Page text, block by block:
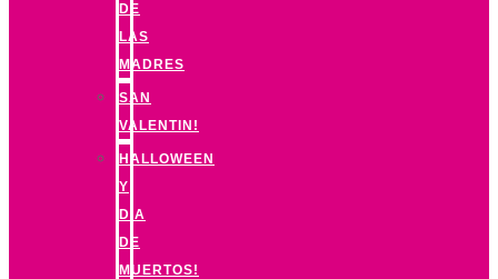
DE
LAS
MADRES
SAN
VALENTIN!
HALLOWEEN
Y
DIA
DE
MUERTOS!